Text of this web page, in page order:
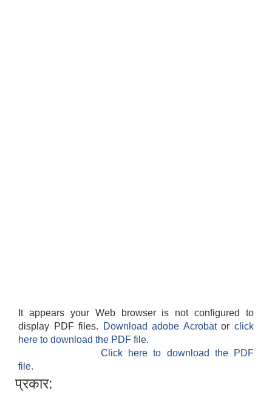
It appears your Web browser is not configured to
display PDF files.
Download adobe Acrobatorclick
here to download the PDF file.
Click here to download the PDF
file.
प्रकार: